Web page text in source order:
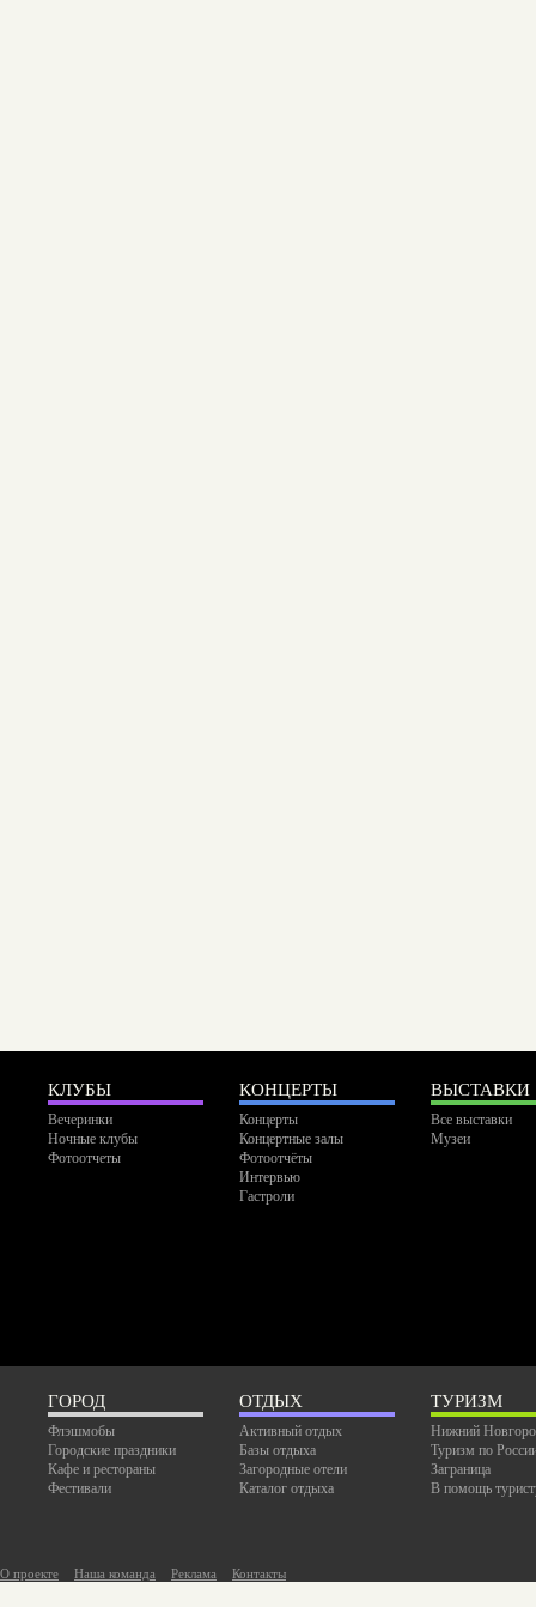
КЛУБЫ
Вечеринки
Ночные клубы
Фотоотчеты
КОНЦЕРТЫ
Концерты
Концертные залы
Фотоотчёты
Интервью
Гастроли
ВЫСТАВКИ
Все выставки
Музеи
ГОРОД
Флэшмобы
Городские праздники
Кафе и рестораны
Фестивали
ОТДЫХ
Активный отдых
Базы отдыха
Загородные отели
Каталог отдыха
ТУРИЗМ
Нижний
Туризм по
Заграница
В помощь
О проекте Наша команда Реклама Контакты